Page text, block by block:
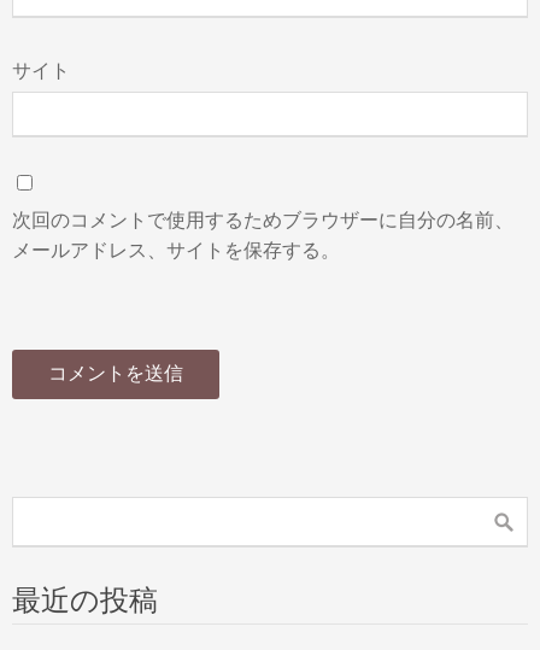
サイト
次回のコメントで使用するためブラウザーに自分の名前、
メールアドレス、サイトを保存する。
最近の投稿